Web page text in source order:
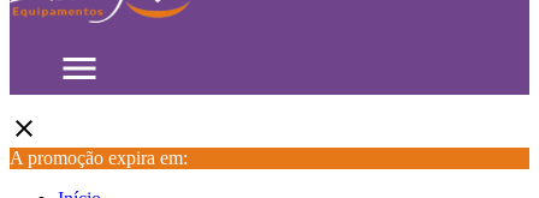
menu
close
A promoção expira em: